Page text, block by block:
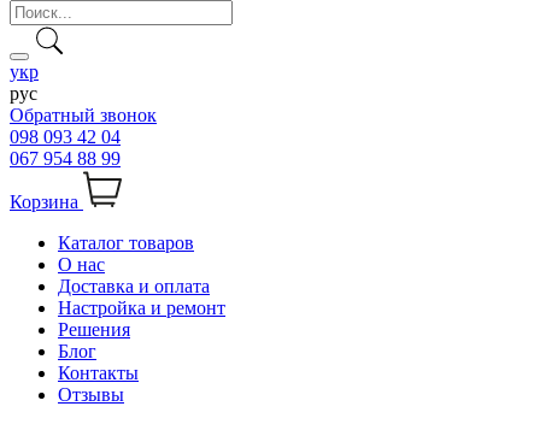
укр
рус
Обратный звонок
098 093 42 04
067 954 88 99
Корзина
Каталог товаров
О нас
Доставка и оплата
Настройка и ремонт
Решения
Блог
Контакты
Отзывы